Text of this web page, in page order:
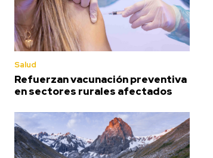
Salud
Refuerzan vacunación preventiva
en sectores rurales afectados